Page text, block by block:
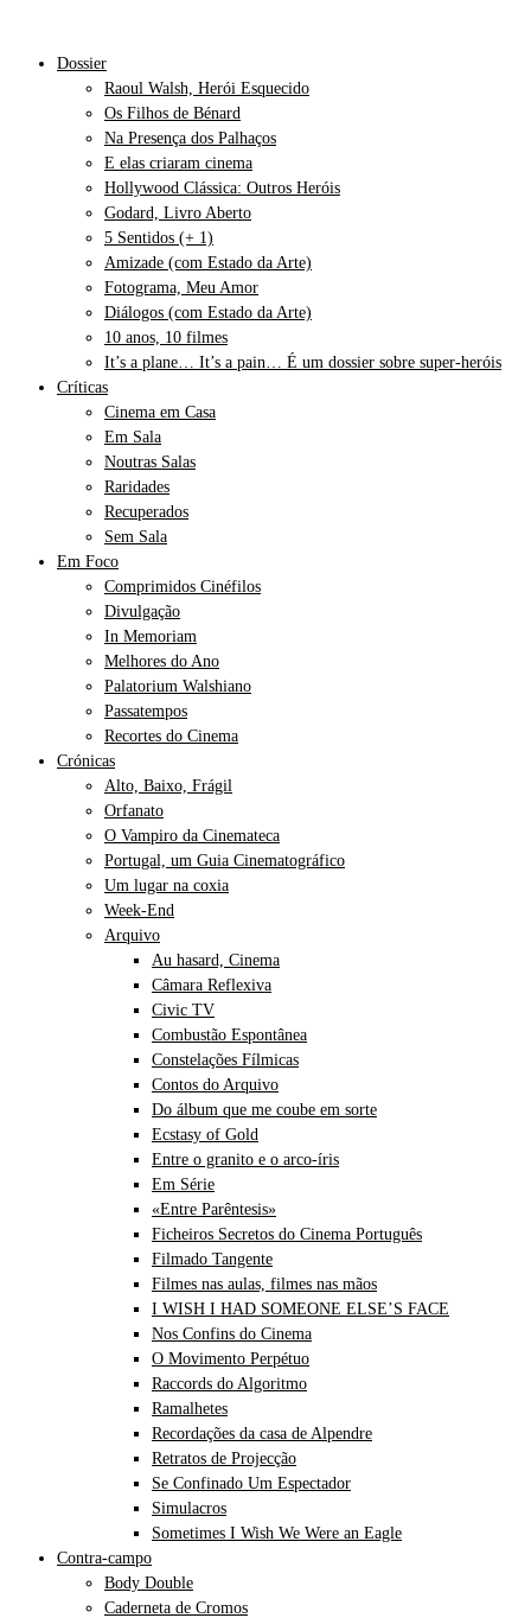
Dossier
Raoul Walsh, Herói Esquecido
Os Filhos de Bénard
Na Presença dos Palhaços
E elas criaram cinema
Hollywood Clássica: Outros Heróis
Godard, Livro Aberto
5 Sentidos (+ 1)
Amizade (com Estado da Arte)
Fotograma, Meu Amor
Diálogos (com Estado da Arte)
10 anos, 10 filmes
It’s a plane… It’s a pain… É um dossier sobre super-heróis
Críticas
Cinema em Casa
Em Sala
Noutras Salas
Raridades
Recuperados
Sem Sala
Em Foco
Comprimidos Cinéfilos
Divulgação
In Memoriam
Melhores do Ano
Palatorium Walshiano
Passatempos
Recortes do Cinema
Crónicas
Alto, Baixo, Frágil
Orfanato
O Vampiro da Cinemateca
Portugal, um Guia Cinematográfico
Um lugar na coxia
Week-End
Arquivo
Au hasard, Cinema
Câmara Reflexiva
Civic TV
Combustão Espontânea
Constelações Fílmicas
Contos do Arquivo
Do álbum que me coube em sorte
Ecstasy of Gold
Entre o granito e o arco-íris
Em Série
«Entre Parêntesis»
Ficheiros Secretos do Cinema Português
Filmado Tangente
Filmes nas aulas, filmes nas mãos
I WISH I HAD SOMEONE ELSE’S FACE
Nos Confins do Cinema
O Movimento Perpétuo
Raccords do Algoritmo
Ramalhetes
Recordações da casa de Alpendre
Retratos de Projecção
Se Confinado Um Espectador
Simulacros
Sometimes I Wish We Were an Eagle
Contra-campo
Body Double
Caderneta de Cromos